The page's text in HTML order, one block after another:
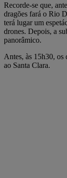
Recorde-se que,
dragões fará o Rio
terá lugar um
drones. Depois, a
panorâmico.
Antes, às 15h30, os
ao Santa Clara.